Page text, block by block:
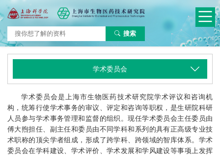
搜索
学术委员会
学术委员会是上海市生物医药技术研究院学术评议和咨询机
构，统筹行使学术事务的审议、评定和咨询等职权，是生研院科研
人员参与学术事务管理和监督的组织。现任学术委员会主任委员由
傅大煦担任、副主任和委员由不同学科和系列的具有正高级专业技
术职称的顶尖学者组成，形成了跨学科、跨领域的智库体系。学术
委员会在学科建设、学术评价、学术发展和学风建设等事项上发挥